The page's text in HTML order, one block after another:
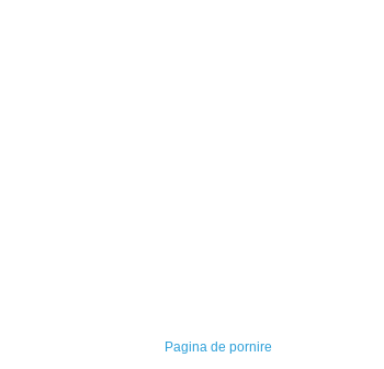
Pagina de pornire